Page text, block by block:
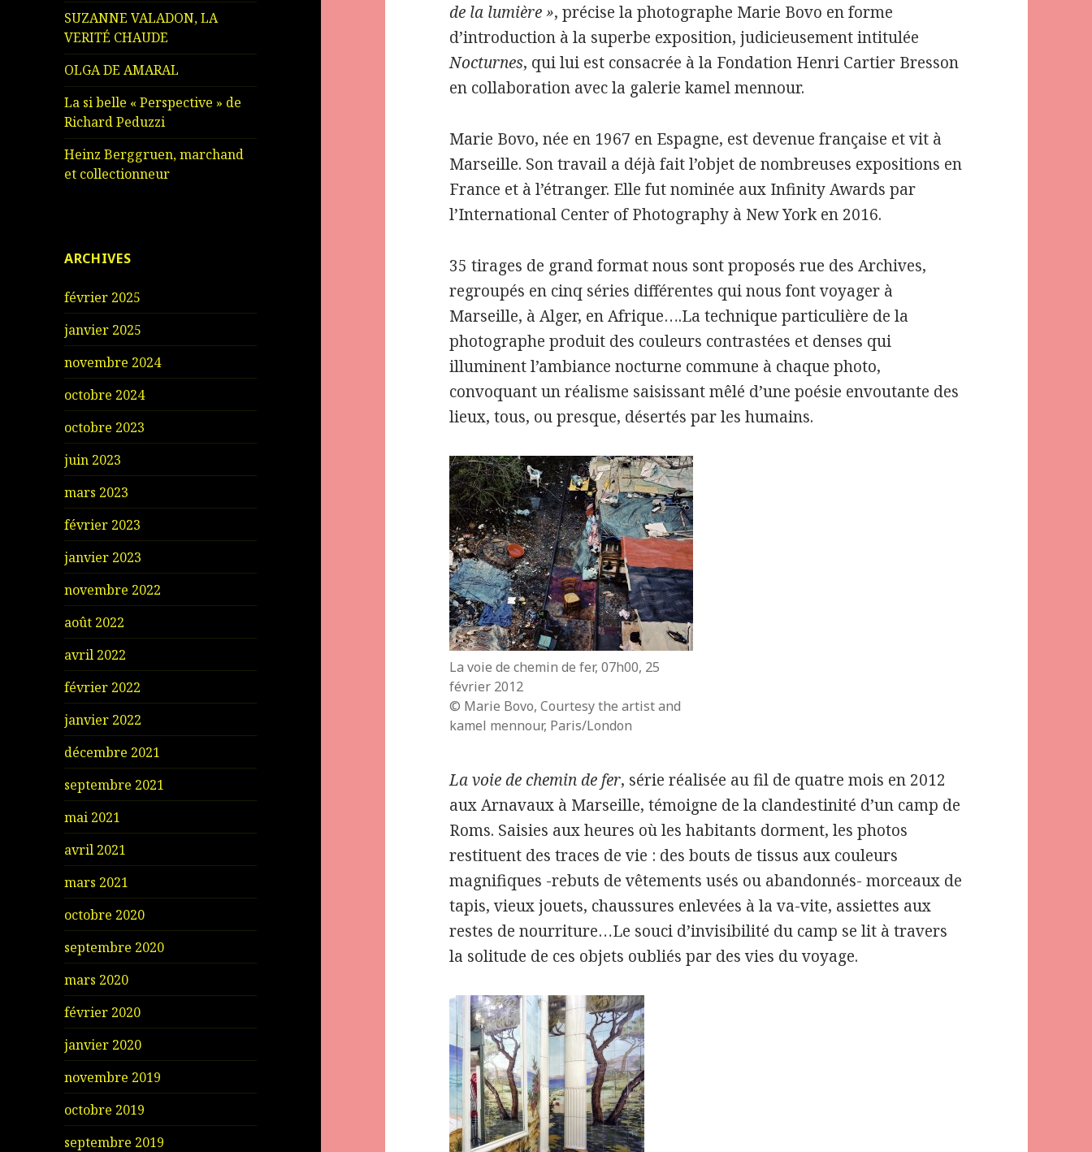
SUZANNE VALADON, LA
VERITÉ CHAUDE
OLGA DE AMARAL
La si belle « Perspective » de
Richard Peduzzi
Heinz Berggruen, marchand
et collectionneur
ARCHIVES
février 2025
janvier 2025
novembre 2024
octobre 2024
octobre 2023
juin 2023
mars 2023
février 2023
janvier 2023
novembre 2022
août 2022
avril 2022
février 2022
janvier 2022
décembre 2021
septembre 2021
mai 2021
avril 2021
mars 2021
octobre 2020
septembre 2020
mars 2020
février 2020
janvier 2020
novembre 2019
octobre 2019
septembre 2019
de la lumière », précise la photographe Marie Bovo en forme
d’introduction à la superbe exposition, judicieusement intitulée
Nocturnes, qui lui est consacrée à la Fondation Henri Cartier Bresson
en collaboration avec la galerie kamel mennour.
Marie Bovo, née en 1967 en Espagne, est devenue française et vit à
Marseille. Son travail a déjà fait l’objet de nombreuses expositions en
France et à l’étranger. Elle fut nominée aux Infinity Awards par
l’International Center of Photography à New York en 2016.
35 tirages de grand format nous sont proposés rue des Archives,
regroupés en cinq séries différentes qui nous font voyager à
Marseille, à Alger, en Afrique….La technique particulière de la
photographe produit des couleurs contrastées et denses qui
illuminent l’ambiance nocturne commune à chaque photo,
convoquant un réalisme saisissant mêlé d’une poésie envoutante des
lieux, tous, ou presque, désertés par les humains.
La voie de chemin de fer, 07h00, 25
février 2012
© Marie Bovo, Courtesy the artist and
kamel mennour, Paris/London
La voie de chemin de fer, série réalisée au fil de quatre mois en 2012
aux Arnavaux à Marseille, témoigne de la clandestinité d’un camp de
Roms. Saisies aux heures où les habitants dorment, les photos
restituent des traces de vie : des bouts de tissus aux couleurs
magnifiques -rebuts de vêtements usés ou abandonnés- morceaux de
tapis, vieux jouets, chaussures enlevées à la va-vite, assiettes aux
restes de nourriture…Le souci d’invisibilité du camp se lit à travers
la solitude de ces objets oubliés par des vies du voyage.